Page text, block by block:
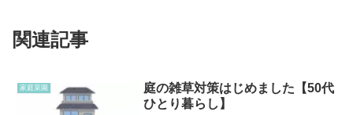
関連記事
家庭菜園
庭の雑草対策はじめました【50代
ひとり暮らし】